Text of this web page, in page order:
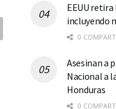
EEUU
incluyendo
0
Asesinan a
Nacional a
Honduras
0